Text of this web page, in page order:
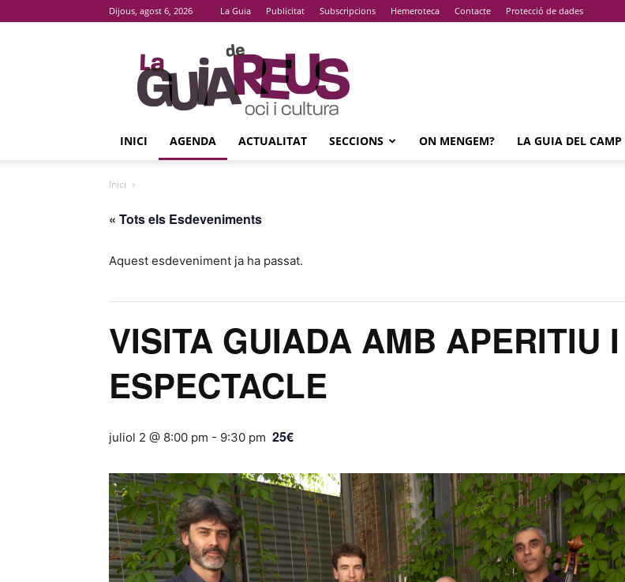
Dijous, agost 6, 2026 La Guia Publicitat Subscripcions Hemeroteca Contacte Protecció de dades
La
Guia
De
Reus
INICI AGENDA ACTUALITAT SECCIONS ON MENGEM? LA GUIA DEL CAMP
Inici
« Tots els Esdeveniments
Aquest esdeveniment ja ha passat.
VISITA GUIADA AMB APERITIU I
ESPECTACLE
juliol 2 @ 8:00 pm - 9:30 pm 25€